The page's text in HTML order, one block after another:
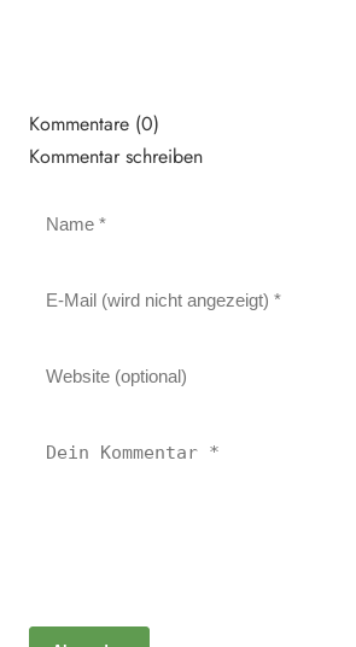
Kommentare (0)
Kommentar schreiben